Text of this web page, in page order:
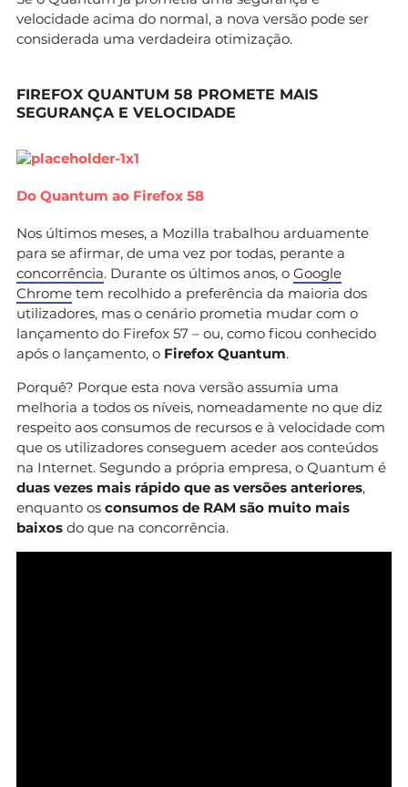
velocidade acima do normal, a nova versão pode ser
considerada uma verdadeira otimização.
FIREFOX QUANTUM 58 PROMETE MAIS
SEGURANÇA E VELOCIDADE
Do Quantum ao Firefox 58
Nos últimos meses, a Mozilla trabalhou arduamente
para se afirmar, de uma vez por todas, perante a
concorrência. Durante os últimos anos, o Google
Chrome tem recolhido a preferência da maioria dos
utilizadores, mas o cenário prometia mudar com o
lançamento do Firefox 57 – ou, como ficou conhecido
após o lançamento, o Firefox Quantum.
Porquê? Porque esta nova versão assumia uma
melhoria a todos os níveis, nomeadamente no que diz
respeito aos consumos de recursos e à velocidade com
que os utilizadores conseguem aceder aos conteúdos
na Internet. Segundo a própria empresa, o Quantum é
duas vezes mais rápido que as versões anteriores,
enquanto os consumos de RAM são muito mais
baixos do que na concorrência.